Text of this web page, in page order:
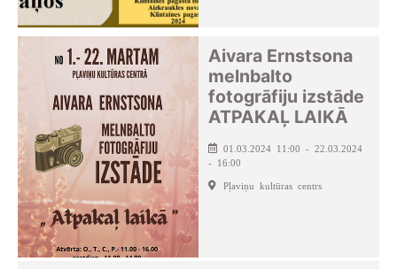
Aivara Ernstsona
melnbalto
fotogrāfiju izstāde
ATPAKAĻ LAIKĀ
01.03.2024 11:00 - 22.03.2024
- 16:00
Pļaviņu kultūras centrs